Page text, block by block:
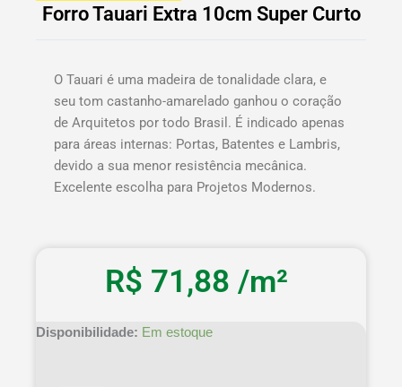
Forro Tauari Extra 10cm Super Curto
O Tauari é uma madeira de tonalidade clara, e
seu tom castanho-amarelado ganhou o coração
de Arquitetos por todo Brasil. É indicado apenas
para áreas internas: Portas, Batentes e Lambris,
devido a sua menor resistência mecânica.
Excelente escolha para Projetos Modernos.
R$ 71,88 /m²
Disponibilidade: Em estoque
Forro